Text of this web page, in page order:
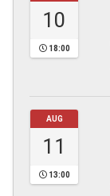
10
18:00
AUG
11
13:00